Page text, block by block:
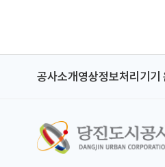
공사소개영상정보처리기기